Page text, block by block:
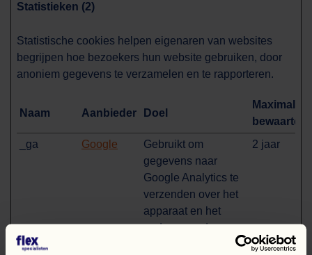
Statistieken (2)
Statistische cookies helpen eigenaren van websites
begrijpen hoe bezoekers hun website gebruiken, door
anoniem gegevens te verzamelen en te rapporteren.
Naam Aanbieder Doel
Maximale
_ga
Google
Gebruikt om
gegevens naar
Google Analytics te
verzenden over het
apparaat en het
gedrag van de
2 jaar